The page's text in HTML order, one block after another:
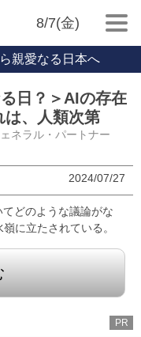
8/7(金)
親愛なる日本へ
日？＞AIの存在
は、人類次第
ネラル・パートナー
2024/07/27
どのような議論がな
に立たされている。
PR